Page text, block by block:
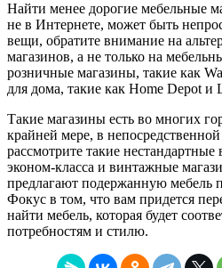
Найти менее дорогие мебельные
не в Интернете, может быть
вещи, обратите внимание на
магазинов, а не только на
розничные магазины, такие как
для дома, такие как Home Depot и
Такие магазины есть во многих
крайней мере, в
рассмотрите такие
эконом-класса и винтажные
предлагают подержанную мебель
Фокус в том, что вам придется
найти мебель, которая будет
потребностям и стилю.